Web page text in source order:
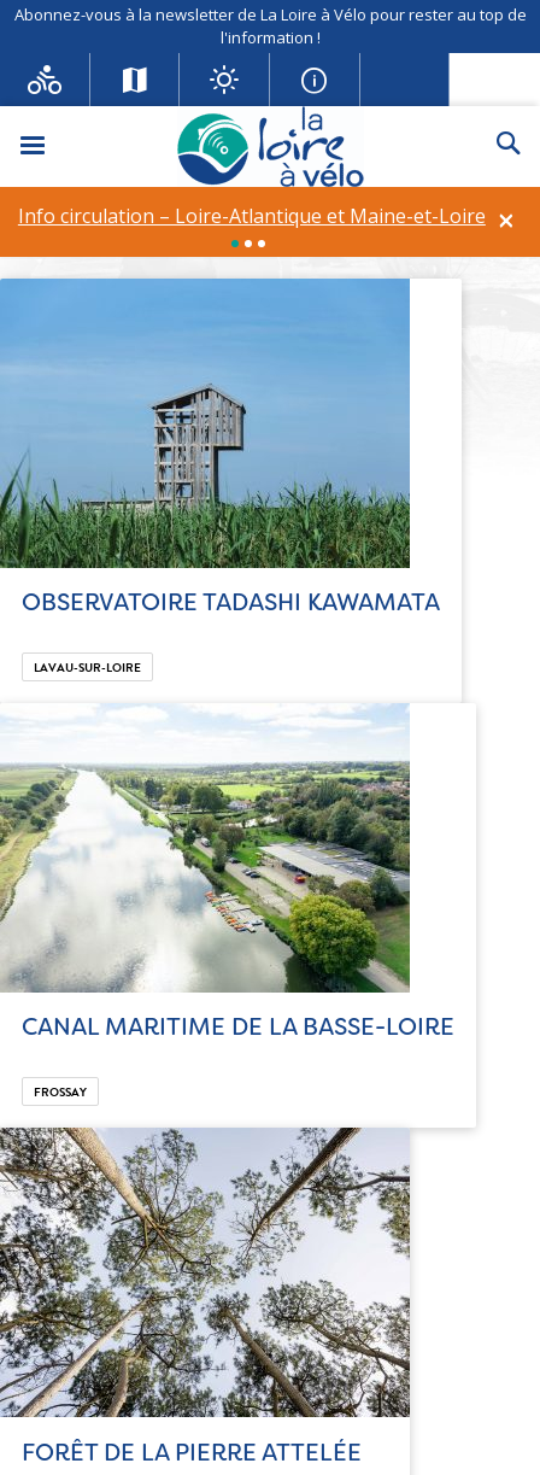
Abonnez-vous à la newsletter de La Loire à Vélo pour rester au top de
l'information !
Menu
×
Info circulation – Loire-Atlantique et Maine-et-Loire
OBSERVATOIRE TADASHI
KAWAMATA
labels :Domaine du conservatoire de l'EspaceLittoral
OBSERVATOIRE TADASHI KAWAMATA
LAVAU-SUR-LOIRE
CANAL MARITIME DE LA BASSE-LOIRE
FROSSAY
FORÊT DE LA PIERRE ATTELÉE